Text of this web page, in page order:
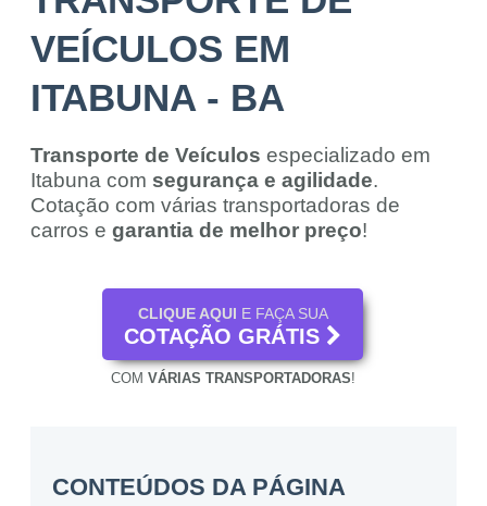
VEÍCULOS EM
ITABUNA - BA
Transporte de Veículos especializado em
Itabuna com segurança e agilidade.
Cotação com várias transportadoras de
carros e garantia de melhor preço!
CLIQUE AQUI E FAÇA SUA
COTAÇÃO GRÁTIS
COM VÁRIAS TRANSPORTADORAS!
CONTEÚDOS DA PÁGINA